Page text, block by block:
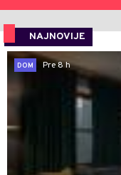
NAJNOVIJE
DOM
Pre 8 h